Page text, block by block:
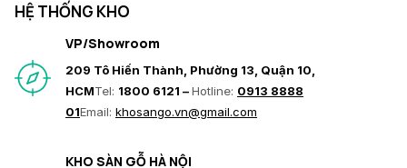
HỆ THỐNG KHO
VP/Showroom
209 Tô Hiến Thành, Phường 13, Quận 10,
HCMTel: 1800 6121 –Hotline: 0913 8888
01Email: khosango.vn@gmail.com
KHO SÀN GỖ HÀ NỘI